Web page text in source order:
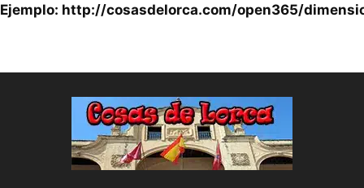
Ejemplo: http://cosasdelorca.com/open365/